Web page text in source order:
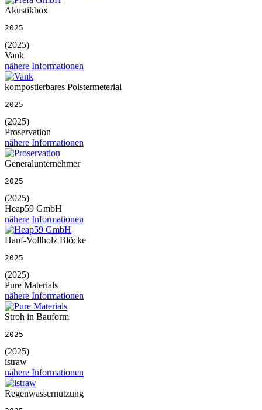
Akustikbox
2025
(2025)
Vank
nähere Informationen
kompostierbares Polstermeterial
2025
(2025)
Proservation
nähere Informationen
Generalunternehmer
2025
(2025)
Heap59 GmbH
nähere Informationen
Hanf-Vollholz Blöcke
2025
(2025)
Pure Materials
nähere Informationen
Stroh in Bauform
2025
(2025)
istraw
nähere Informationen
Regenwassernutzung